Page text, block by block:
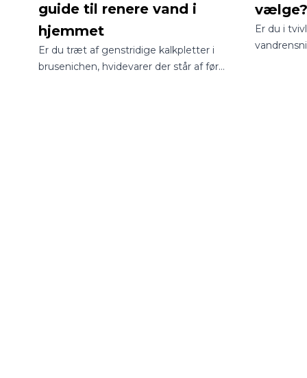
guide til renere vand i
hjemmet
Er du træt af genstridige kalkpletter i
brusenichen, hvidevarer der står af før
vælge?
Er du i